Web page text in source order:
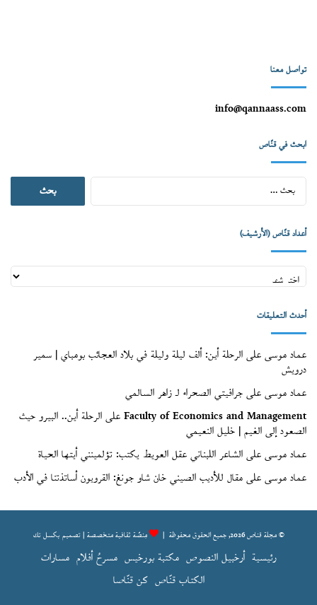
تواصل معنا
info@qannaass.com
ابحث في قنّاص
البحث
عن:
أعداد قنّاص (الأرشيف)
أعداد
قنّاص
أحدث التعليقات
عماد موسىعلىالرحلة أين: ألف ليلة وليلة في بلاد العجائب بومباي | سمير
درويش
عماد موسىعلىجرافيتي الصحراء لـ زاهر السالمي
Faculty of Economics and Managementعلىالرحلة أين.. البيرو حيث
الصعود إلى الغيم | خليل النعيمي
عماد موسىعلىالشاعر اللبناني عقل العويط يكتب: تؤلمينني أيتها الحياة
عماد موسىعلىمقال للأديب الصيني خان شاو جونغ: القرويون أساتذتنا في الأدب
© مجلة قناص 2026, جميع الحقوق محفوظة | مِنصّة ثقافية متخصصة | تصميمبكسل تك
رئيسية أرخبيل النصوص مكتبة بورخيس مسرحُ أفلام مسارات
الكتاب قنّاص كن قنّاصا